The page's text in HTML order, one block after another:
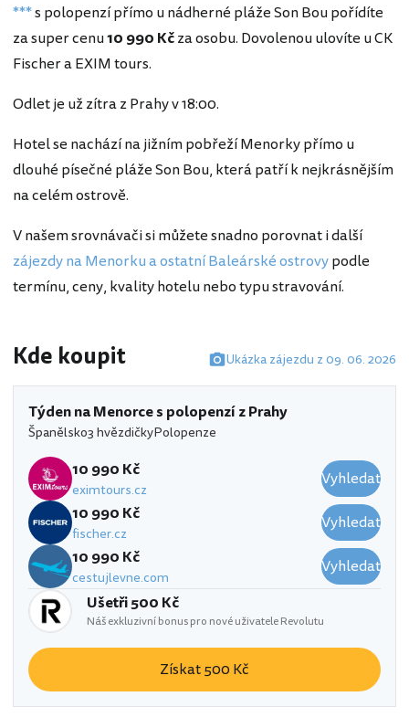
***s polopenzí přímo u nádherné pláže Son Bou pořídíte
za super cenu10 990 Kčza osobu. Dovolenou ulovíte u CK
Fischer a EXIM tours.
Odlet je už zítra z Prahy v 18:00.
Hotel se nachází na jižním pobřeží Menorky přímo u
dlouhé písečné pláže Son Bou, která patří k nejkrásnějším
na celém ostrově.
V našem srovnávači si můžete snadno porovnat i další
zájezdy na Menorku a ostatní Baleárské ostrovypodle
termínu, ceny, kvality hotelu nebo typu stravování.
Kde koupit Ukázka zájezdu z 09. 06. 2026
Týden na Menorce s polopenzí z Prahy
Španělsko3 hvězdičkyPolopenze
10 990 Kč
eximtours.cz
Vyhledat
10 990 Kč
fischer.cz
Vyhledat
10 990 Kč
cestujlevne.com
Vyhledat
Ušetři 500 Kč
Náš exkluzivní bonus pro nové uživatele Revolutu
Získat 500 Kč